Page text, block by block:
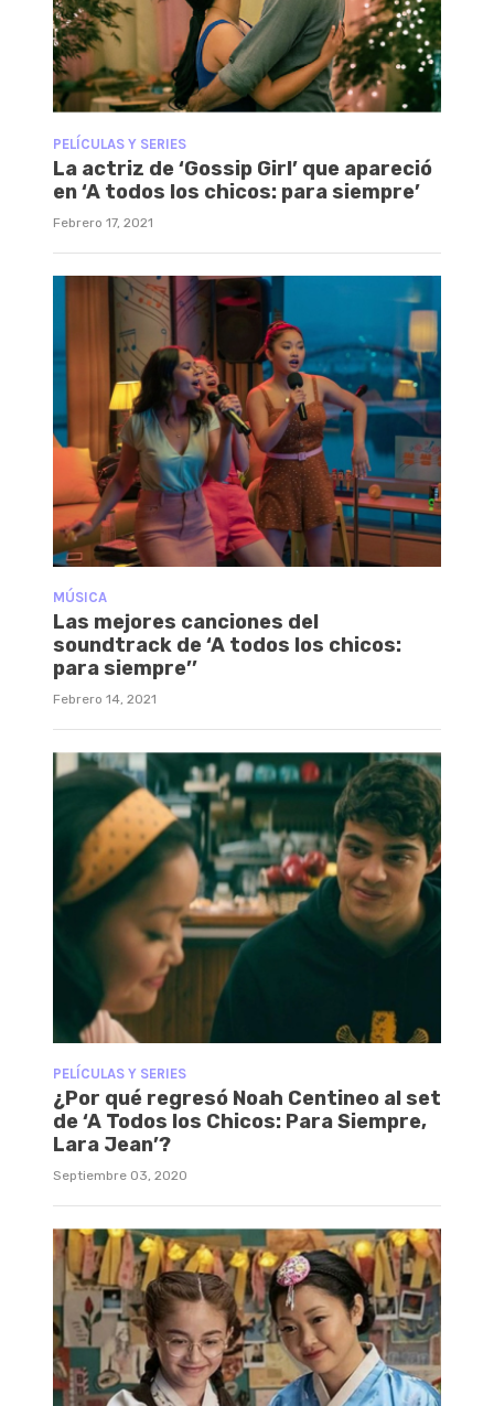
PELÍCULAS Y SERIES
La actriz de ‘Gossip Girl’ que apareció
en ‘A todos los chicos: para siempre’
Febrero 17, 2021
MÚSICA
Las mejores canciones del
soundtrack de ‘A todos los chicos:
para siempre’’
Febrero 14, 2021
PELÍCULAS Y SERIES
¿Por qué regresó Noah Centineo al set
de ‘A Todos los Chicos: Para Siempre,
Lara Jean’?
Septiembre 03, 2020